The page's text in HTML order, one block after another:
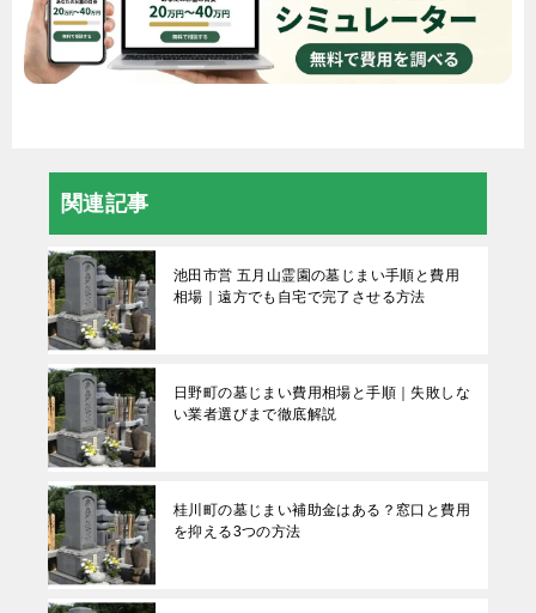
関連記事
池田市営 五月山霊園の墓じまい手順と費用
相場｜遠方でも自宅で完了させる方法
日野町の墓じまい費用相場と手順｜失敗しな
い業者選びまで徹底解説
桂川町の墓じまい補助金はある？窓口と費用
を抑える3つの方法